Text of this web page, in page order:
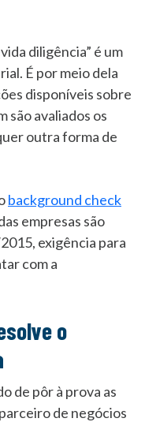
diligência” é um
É por meio dela
disponíveis sobre
são avaliados os
outra forma de
background check
empresas são
exigência para
com a
de pôr à prova as
de negócios